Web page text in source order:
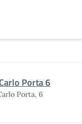
Porta 6
Porta, 6